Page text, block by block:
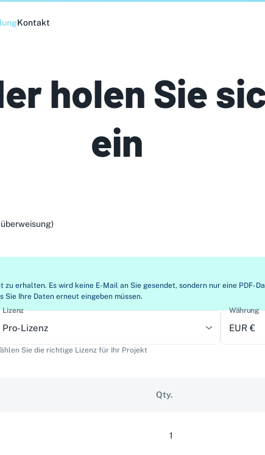
Kontakt
holen Sie
ein
zu erhalten. Es wird keine E-Mail an Sie gesendet, sondern nur eine PDF-
Sie Ihre Daten erneut eingeben müssen.
Lizenz
Pro-Lizenz
Sie die richtige Lizenz für Ihr Projekt
Währung
EUR €
Qty.
1